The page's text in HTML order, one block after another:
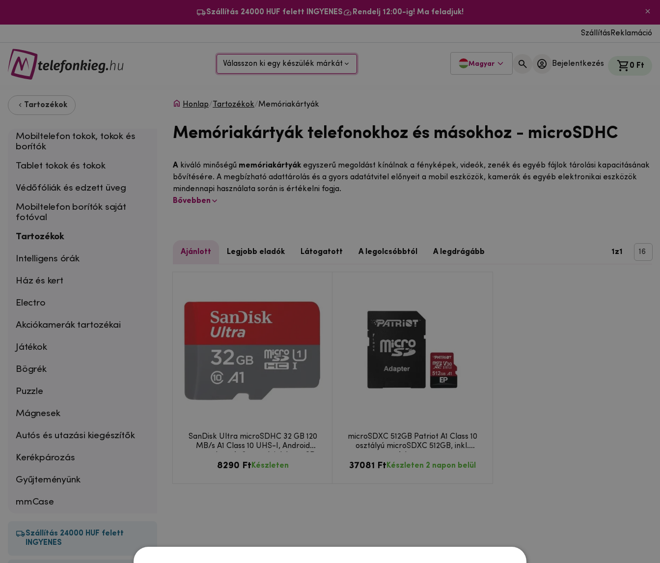
Szállítás 24000 HUF felett INGYENES Rendelj 12:00-ig! Ma feladjuk!
Szállítás Reklamáció
Válasszon ki egy készülék márkát Magyar Bejelentkezés 0 Ft
Honlap/ Tartozékok/Memóriakártyák
Memóriakártyák telefonokhoz és másokhoz - microSDHC
A kiváló minőségű memóriakártyák egyszerű megoldást kínálnak a fényképek, videók, zenék és egyéb fájlok tárolási kapacitásának
bővítésére. A megbízható adattárolás és a gyors adatátvitel előnyeit a mobil eszközök, kamerák és egyéb elektronikai eszközök
mindennapi használata során is értékelni fogja.
Bővebben
Ajánlott Legjobb eladók Látogatott A legolcsóbbtól A legdrágább 1 z1
SanDisk Ultra microSDHC 32 GB 120
MB/s A1 Class 10 UHS-I, Android
adapterrel együtt
8290 Ft Készleten
microSDXC 512GB Patriot A1 Class 10
osztályú microSDXC 512GB, inkl.
37081 Ft Készleten 2 napon belül
Tartozékok
Mobiltelefon tokok, tokok és
borítók
Tablet tokok és tokok
Védőfóliák és edzett üveg
Mobiltelefon borítók saját
fotóval
Tartozékok
Intelligens órák
Ház és kert
Electro
Akciókamerák tartozékai
Játékok
Bögrék
Puzzle
Mágnesek
Autós és utazási kiegészítők
Kerékpározás
Gyűjteményünk
mmCase
Szállítás 24000 HUF felett
INGYENES